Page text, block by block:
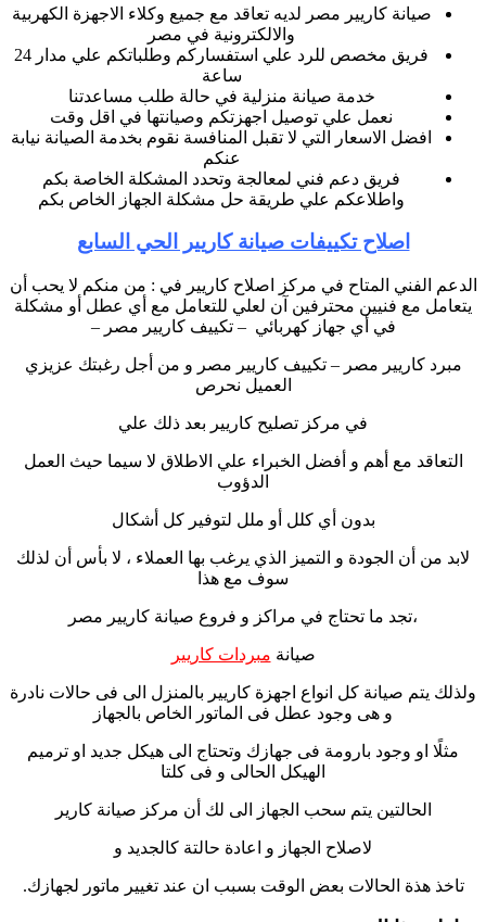
صيانة كاريير مصر لديه تعاقد مع جميع وكلاء الاجهزة الكهربية
والالكترونية في مصر
فريق مخصص للرد علي استفساركم وطلباتكم علي مدار 24
ساعة
خدمة صيانة منزلية في حالة طلب مساعدتنا
نعمل علي توصيل اجهزتكم وصيانتها في اقل وقت
افضل الاسعار التي لا تقبل المنافسة نقوم بخدمة الصيانة نيابة
عنكم
فريق دعم فني لمعالجة وتحدد المشكلة الخاصة بكم
واطلاعكم علي طريقة حل مشكلة الجهاز الخاص بكم
اصلاح تكييفات صيانة كاريير الحي السابع
الدعم الفني المتاح في مركز اصلاح كاريير في : من منكم لا يحب أن
يتعامل مع فنيين محترفين آن لعلي للتعامل مع أي عطل أو مشكلة
في أي جهاز كهربائي – تكييف كاريير مصر –
مبرد كاريير مصر – تكييف كاريير مصر و من أجل رغبتك عزيزي
العميل نحرص
في مركز تصليح كاريير بعد ذلك علي
التعاقد مع أهم و أفضل الخبراء علي الاطلاق لا سيما حيث العمل
الدؤوب
بدون أي كلل أو ملل لتوفير كل أشكال
لابد من أن الجودة و التميز الذي يرغب بها العملاء ، لا بأس أن لذلك
سوف مع هذا
،تجد ما تحتاج في مراكز و فروع صيانة كاريير مصر
صيانة مبردات كاريير
ولذلك يتم صيانة كل انواع اجهزة كاريير بالمنزل الى فى حالات نادرة
و هى وجود عطل فى الماتور الخاص بالجهاز
مثلًا او وجود بارومة فى جهازك وتحتاج الى هيكل جديد او ترميم
الهيكل الحالى و فى كلتا
الحالتين يتم سحب الجهاز الى لك أن مركز صيانة كارير
لاصلاح الجهاز و اعادة حالتة كالجديد و
تاخذ هذة الحالات بعض الوقت بسبب ان عند تغيير ماتور لجهازك.